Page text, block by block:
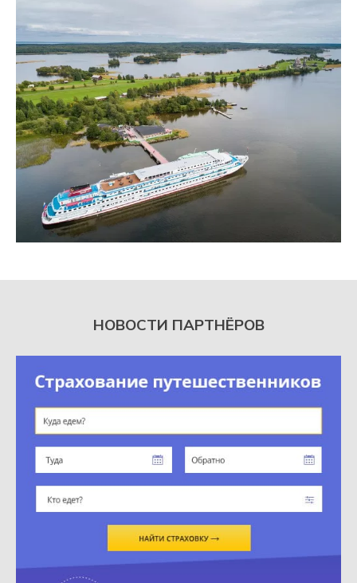
НОВОСТИ ПАРТНЁРОВ